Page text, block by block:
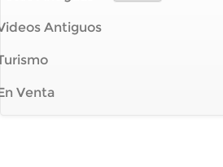
Antiguos
Venta